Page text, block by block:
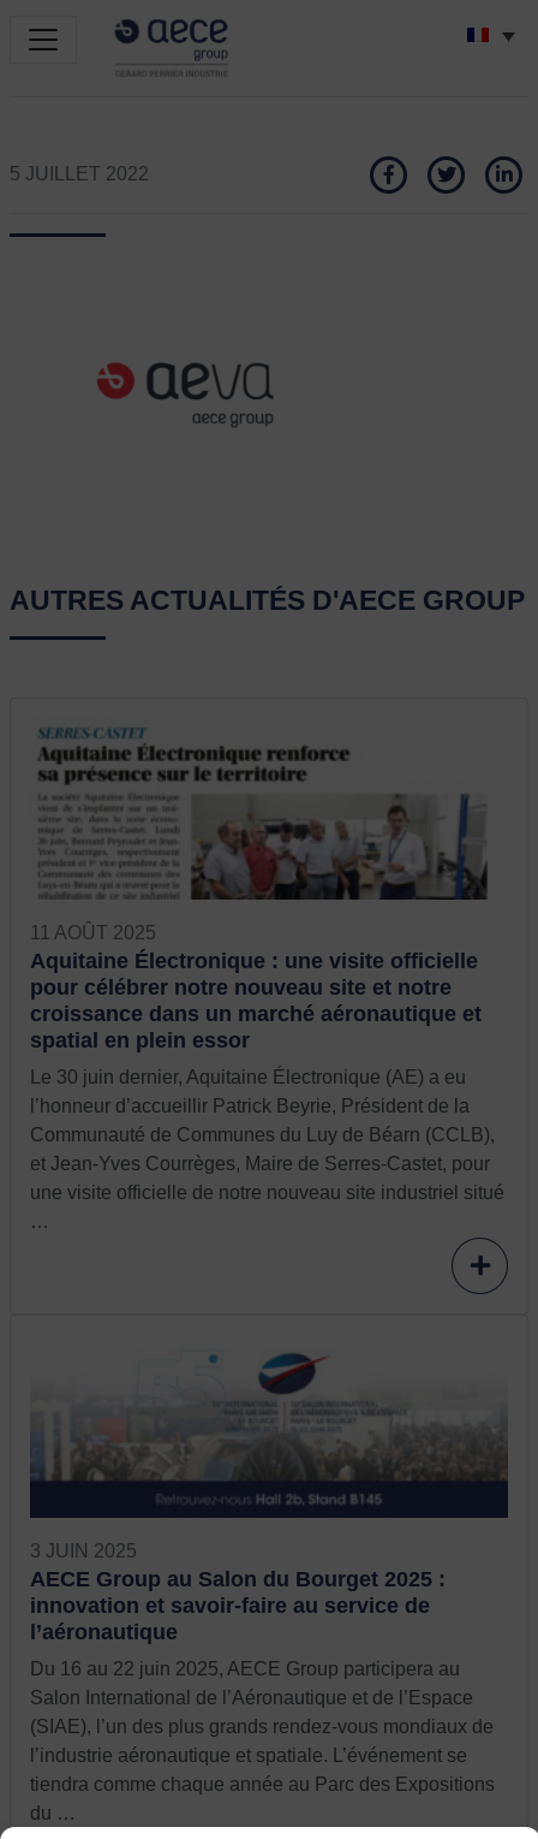
5 JUILLET 2022
AUTRES ACTUALITÉS D'AECE GROUP
11 AOÛT 2025
Aquitaine Électronique : une visite officielle
pour célébrer notre nouveau site et notre
croissance dans un marché aéronautique et
spatial en plein essor
Le 30 juin dernier, Aquitaine Électronique (AE) a eu
l’honneur d’accueillir Patrick Beyrie, Président de la
Communauté de Communes du Luy de Béarn (CCLB),
et Jean-Yves Courrèges, Maire de Serres-Castet, pour
une visite officielle de notre nouveau site industriel situé
…
3 JUIN 2025
AECE Group au Salon du Bourget 2025 :
innovation et savoir-faire au service de
l’aéronautique
Du 16 au 22 juin 2025, AECE Group participera au
Salon International de l’Aéronautique et de l’Espace
(SIAE), l’un des plus grands rendez-vous mondiaux de
l’industrie aéronautique et spatiale. L’événement se
tiendra comme chaque année au Parc des Expositions
du …